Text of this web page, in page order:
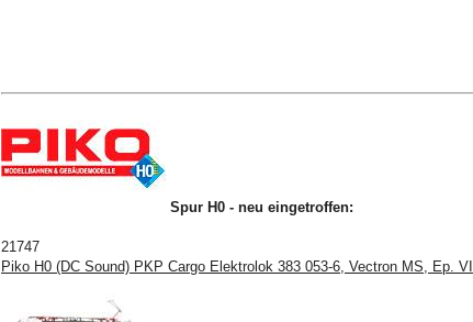
Spur H0 - neu eingetroffen:
21747
Piko H0 (DC Sound) PKP Cargo Elektrolok 383 053-6, Vectron MS, Ep. VI